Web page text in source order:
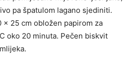
pa špatulom lagano sjediniti.
x 25 cm obložen papirom za
oko 20 minuta. Pečen biskvit